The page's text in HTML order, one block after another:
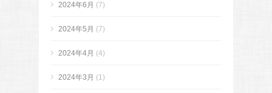
2024年6月 (7)
2024年5月 (7)
2024年4月 (4)
2024年3月 (1)